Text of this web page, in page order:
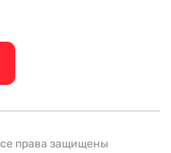
права защищены